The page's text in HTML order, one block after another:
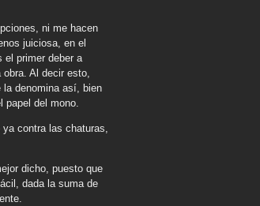
ni me hacen
juiciosa, en el
el primer deber a
Al decir esto,
la denomina así, bien
del mono.
contra las chaturas,
dicho, puesto que
dada la suma de